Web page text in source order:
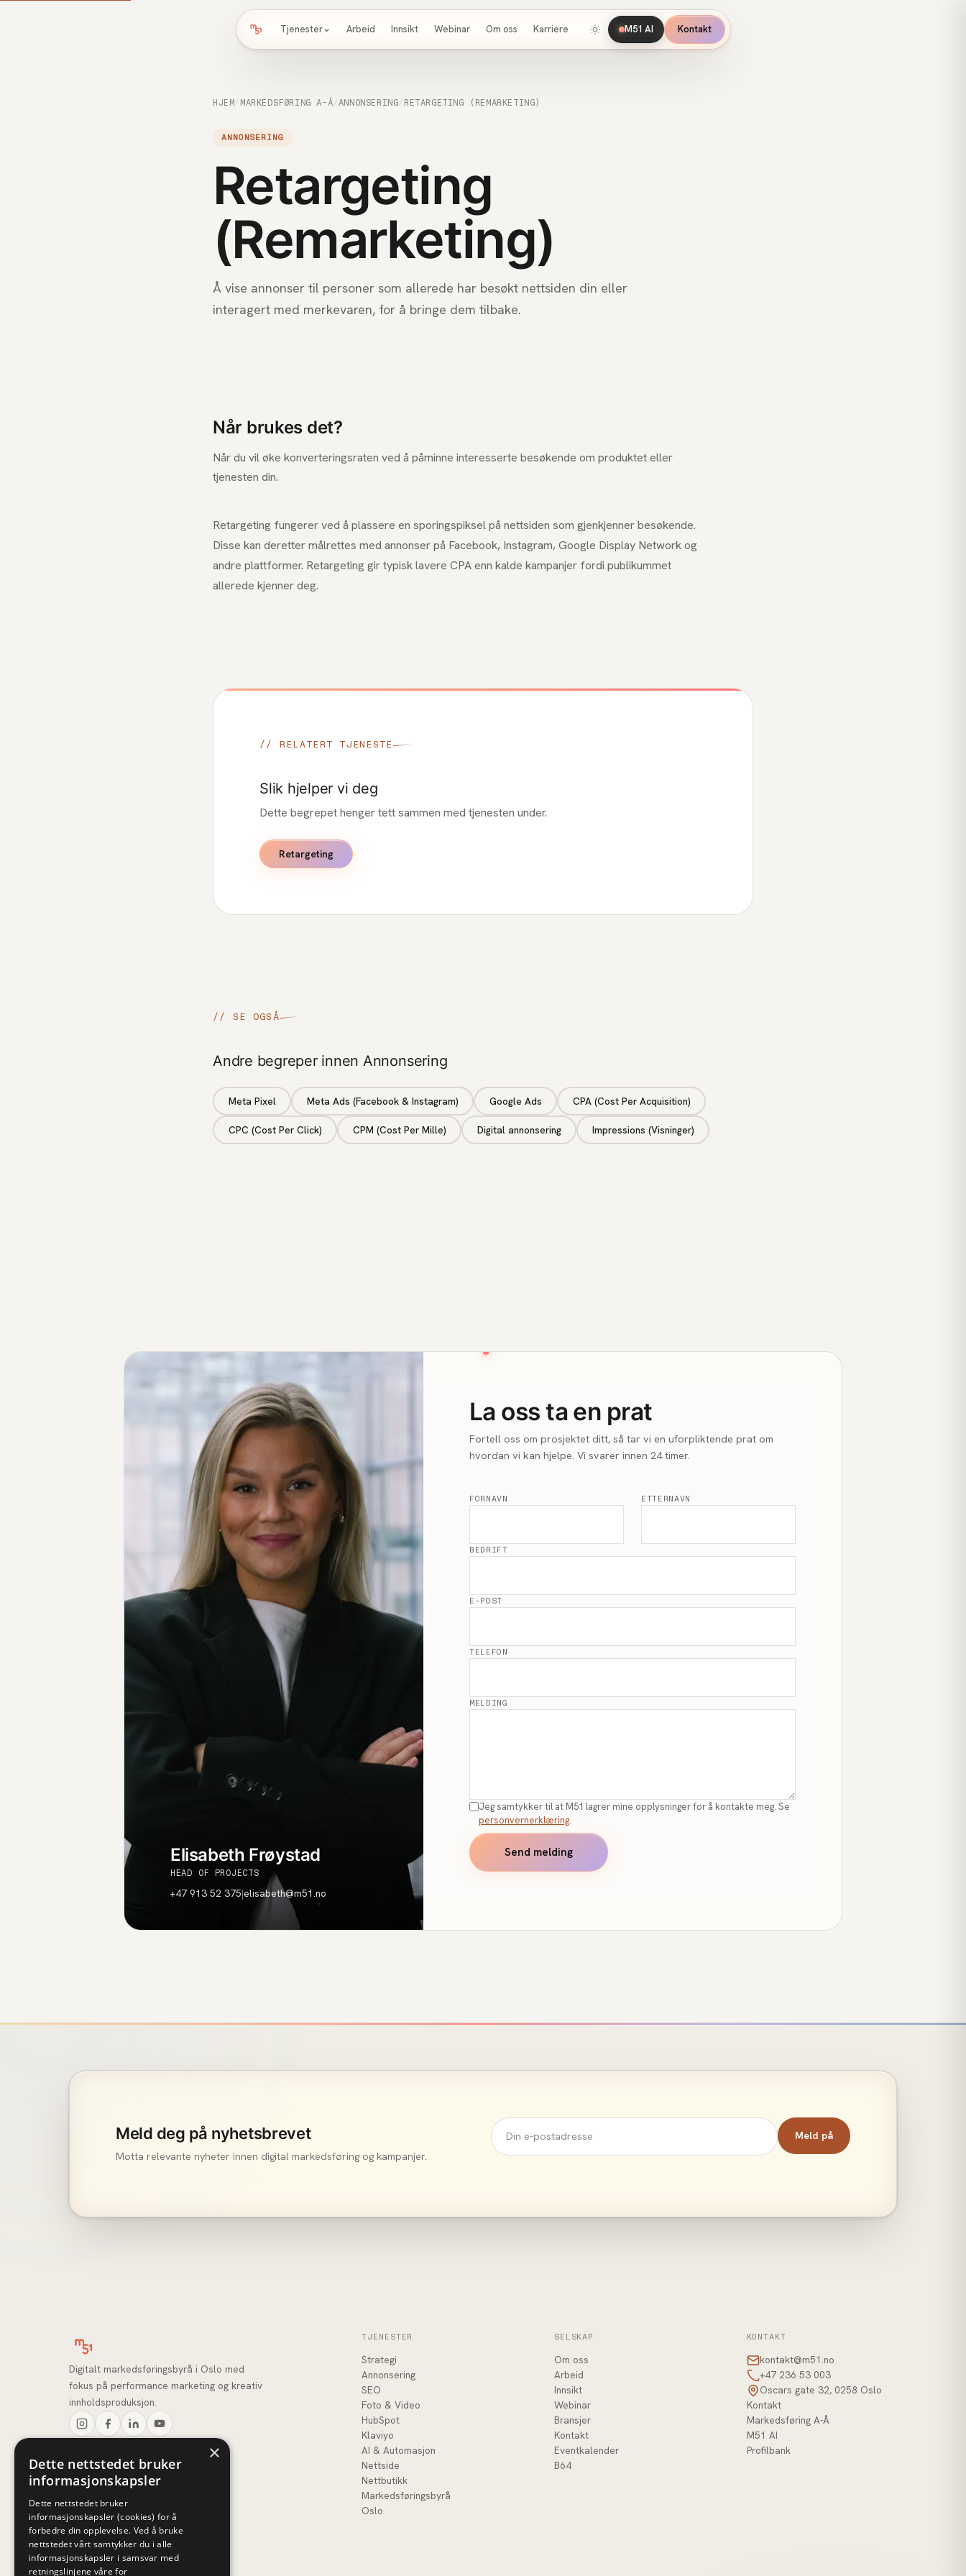
Tjenester Arbeid Innsikt Webinar Om oss Karriere M51 AI Kontakt
HJEM / MARKEDSFØRING A-Å/ ANNONSERING/ RETARGETING (REMARKETING)
ANNONSERING
Retargeting
(Remarketing)
Å vise annonser til personer som allerede har besøkt nettsiden din eller
interagert med merkevaren, for å bringe dem tilbake.
Når brukes det?
Når du vil øke konverteringsraten ved å påminne interesserte besøkende om produktet eller
tjenesten din.
Retargeting fungerer ved å plassere en sporingspiksel på nettsiden som gjenkjenner besøkende.
Disse kan deretter målrettes med annonser på Facebook, Instagram, Google Display Network og
andre plattformer. Retargeting gir typisk lavere CPA enn kalde kampanjer fordi publikummet
allerede kjenner deg.
// RELATERT TJENESTE
Slik hjelper vi deg
Dette begrepet henger tett sammen med tjenesten under.
Retargeting
// SE OGSÅ
Andre begreper innen Annonsering
Meta Pixel Meta Ads (Facebook & Instagram) Google Ads CPA (Cost Per Acquisition)
CPC (Cost Per Click) CPM (Cost Per Mille) Digital annonsering Impressions (Visninger)
Elisabeth Frøystad
HEAD OF PROJECTS
+47 913 52 375|elisabeth@m51.no
La oss ta en prat
Fortell oss om prosjektet ditt, så tar vi en uforpliktende prat om
hvordan vi kan hjelpe. Vi svarer innen 24 timer.
FORNAVN ETTERNAVN
BEDRIFT
E-POST
TELEFON
MELDING
Jeg samtykker til at M51 lagrer mine opplysninger for å kontakte meg. Se
personvernerklæring.
Send melding
Meld deg på nyhetsbrevet
Motta relevante nyheter innen digital markedsføring og kampanjer.
Meld på
Digitalt markedsføringsbyrå i Oslo med
fokus på performance marketing og kreativ
innholdsproduksjon.
TJENESTER
Strategi
Annonsering
SEO
Foto & Video
HubSpot
Klaviyo
AI & Automasjon
Nettside
Nettbutikk
Markedsføringsbyrå
Oslo
SELSKAP
Om oss
Arbeid
Innsikt
Webinar
Bransjer
Kontakt
Eventkalender
B64
KONTAKT
kontakt@m51.no
+47 236 53 003
Oscars gate 32, 0258 Oslo
Kontakt
Markedsføring A-Å
M51 AI
Profilbank
×
Dette nettstedet bruker
informasjonskapsler
Dette nettstedet bruker
informasjonskapsler (cookies) for å
forbedre din opplevelse. Ved å bruke
nettstedet vårt samtykker du i alle
informasjonskapsler i samsvar med
retningslinjene våre for